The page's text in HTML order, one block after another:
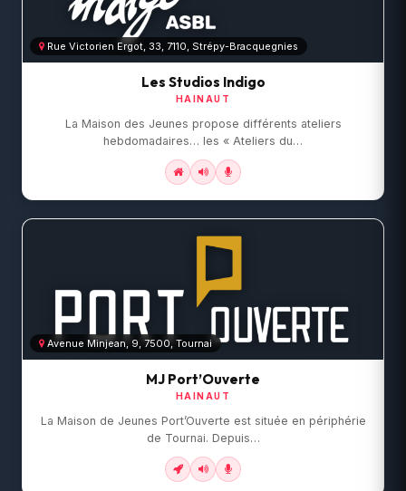
Rue Victorien Ergot, 33, 7110, Strépy-Bracquegnies
Les Studios Indigo
HAINAUT
La Maison des Jeunes propose différents ateliers
hebdomadaires… les « Ateliers du…
Avenue Minjean, 9, 7500, Tournai
MJ Port’Ouverte
HAINAUT
La Maison de Jeunes Port’Ouverte est située en périphérie
de Tournai. Depuis…